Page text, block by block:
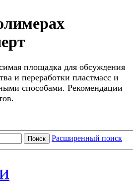
площадка для обсуждения
и переработки пластмасс и
способами. Рекомендации
Поиск Расширенный поиск